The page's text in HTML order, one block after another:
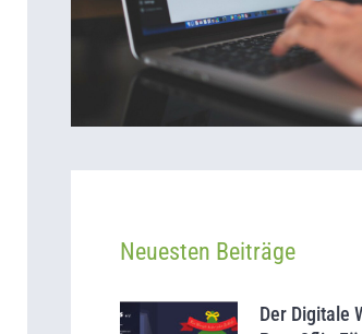
Neuesten Beiträge
Der Digitale